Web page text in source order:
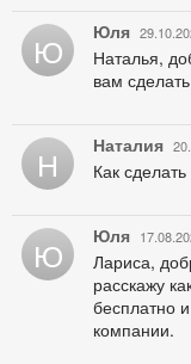
Ю Юля
Наталья,
вам
Н Наталия
Как
Ю Юля
Лариса,
расскажу
бесплатно
компании.